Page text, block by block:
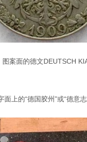
图案面的德文DEUTSCH
上的“德国胶州”或“德意